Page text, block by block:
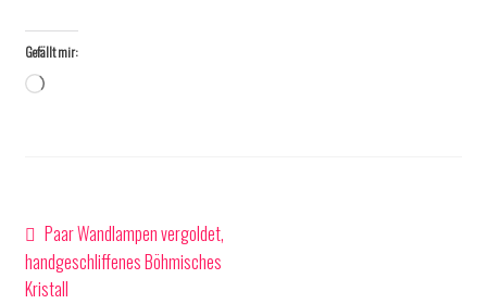
Gefällt mir:
Wird
Beitragsnavigation
Vorheriger
Beitrag:
Paar Wandlampen vergoldet,
handgeschliffenes Böhmisches
Kristall